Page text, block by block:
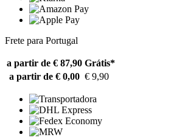
Frete para Portugal
a partir de € 87,90 Grátis*
a partir de € 0,00 € 9,90